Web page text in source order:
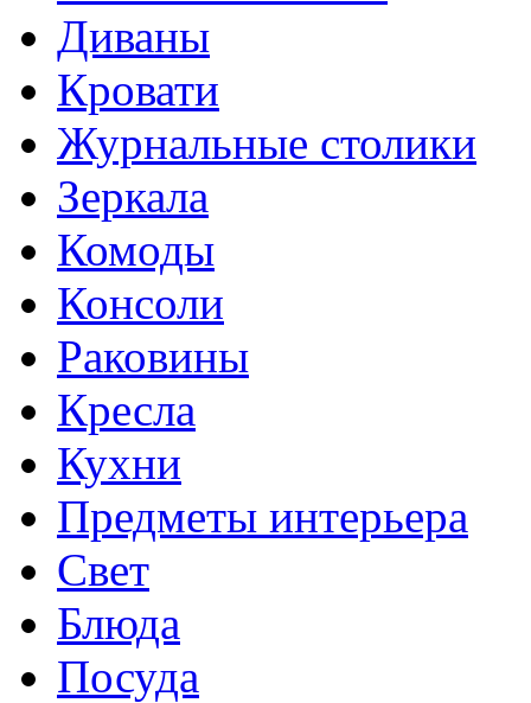
Диваны
Кровати
Журнальные столики
Зеркала
Комоды
Консоли
Раковины
Кресла
Кухни
Предметы интерьера
Свет
Блюда
Посуда